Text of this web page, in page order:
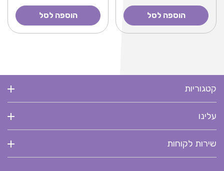
הוספה לסל הוספה לסל
קטגוריות
עלינו
שירות לקוחות